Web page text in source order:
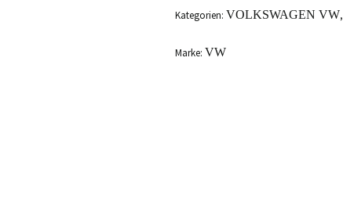
Kategorien: VOLKSWAGEN VW,
Marke: VW